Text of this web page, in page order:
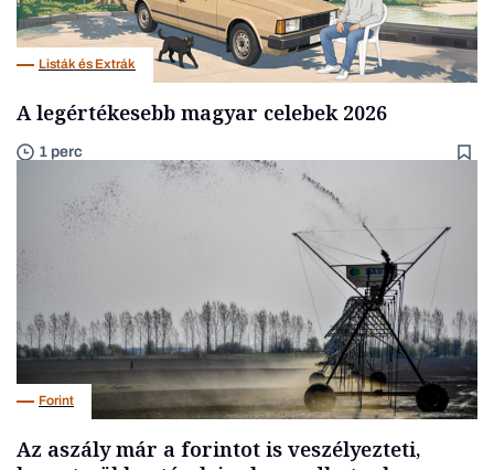
Listák és Extrák
A legértékesebb magyar celebek 2026
1 perc
Forint
Az aszály már a forintot is veszélyezteti,